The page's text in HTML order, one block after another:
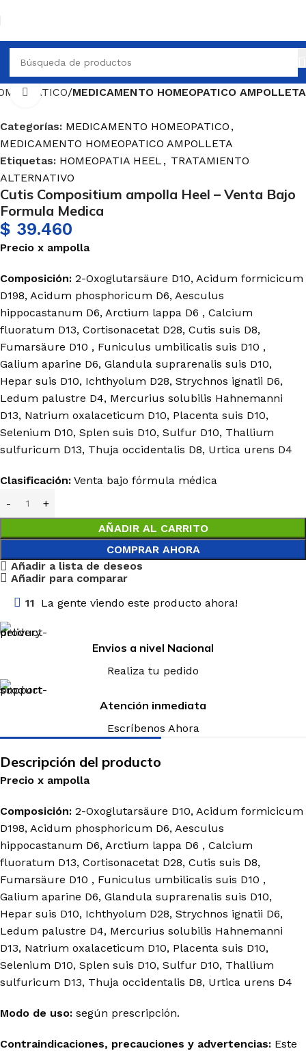
MEDICAMENTO HOMEOPATICO AMPOLLETA
Haga Click para agrandar
Categorías: MEDICAMENTO HOMEOPATICO ,
MEDICAMENTO HOMEOPATICO AMPOLLETA
Etiquetas: HOMEOPATIA HEEL , TRATAMIENTO
ALTERNATIVO
Cutis Compositium ampolla Heel – Venta Bajo
Formula Medica
$ 39.460
Precio x ampolla
Composición: 2-Oxoglutarsäure D10, Acidum formicicum
D198, Acidum phosphoricum D6, Aesculus
hippocastanum D6, Arctium lappa D6 , Calcium
fluoratum D13, Cortisonacetat D28, Cutis suis D8,
Fumarsäure D10 , Funiculus umbilicalis suis D10 ,
Galium aparine D6, Glandula suprarenalis suis D10,
Hepar suis D10, Ichthyolum D28, Strychnos ignatii D6,
Ledum palustre D4, Mercurius solubilis Hahnemanni
D13, Natrium oxalaceticum D10, Placenta suis D10,
Selenium D10, Splen suis D10, Sulfur D10, Thallium
sulfuricum D13, Thuja occidentalis D8, Urtica urens D4
Clasificación: Venta bajo fórmula médica
AÑADIR AL CARRITO
COMPRAR AHORA
Añadir a lista de deseos
Añadir para comparar
11 La gente viendo este producto ahora!
Envios a nivel Nacional
Realiza tu pedido
Atención inmediata
Escríbenos Ahora
Descripción del producto
Precio x ampolla
Composición: 2-Oxoglutarsäure D10, Acidum formicicum
D198, Acidum phosphoricum D6, Aesculus
hippocastanum D6, Arctium lappa D6 , Calcium
fluoratum D13, Cortisonacetat D28, Cutis suis D8,
Fumarsäure D10 , Funiculus umbilicalis suis D10 ,
Galium aparine D6, Glandula suprarenalis suis D10,
Hepar suis D10, Ichthyolum D28, Strychnos ignatii D6,
Ledum palustre D4, Mercurius solubilis Hahnemanni
D13, Natrium oxalaceticum D10, Placenta suis D10,
Selenium D10, Splen suis D10, Sulfur D10, Thallium
sulfuricum D13, Thuja occidentalis D8, Urtica urens D4
Modo de uso: según prescripción.
Contraindicaciones, precauciones y advertencias: Este